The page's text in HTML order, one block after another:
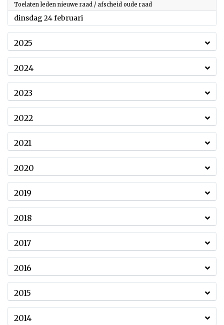
Toelaten leden nieuwe raad / afscheid oude raad
dinsdag 24 februari
2025
2024
2023
2022
2021
2020
2019
2018
2017
2016
2015
2014